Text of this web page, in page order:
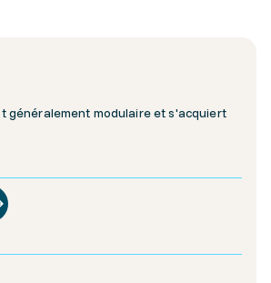
généralement modulaire et s'acquiert